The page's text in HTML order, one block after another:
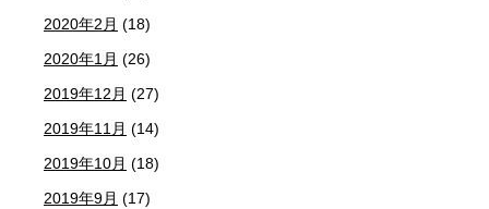
2020年2月 (18)
2020年1月 (26)
2019年12月 (27)
2019年11月 (14)
2019年10月 (18)
2019年9月 (17)